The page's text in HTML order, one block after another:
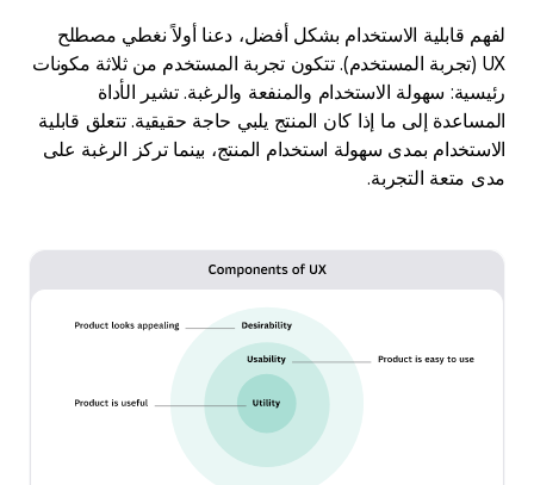
لفهم قابلية الاستخدام بشكل أفضل، دعنا أولاً نغطي مصطلح
UX (تجربة المستخدم). تتكون تجربة المستخدم من ثلاثة مكونات
رئيسية: سهولة الاستخدام والمنفعة والرغبة. تشير الأداة
المساعدة إلى ما إذا كان المنتج يلبي حاجة حقيقية. تتعلق قابلية
الاستخدام بمدى سهولة استخدام المنتج، بينما تركز الرغبة على
مدى متعة التجربة.